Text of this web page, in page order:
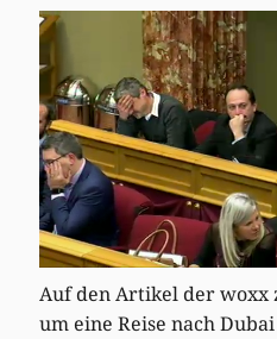
Auf den Artikel der
um eine Reise nach